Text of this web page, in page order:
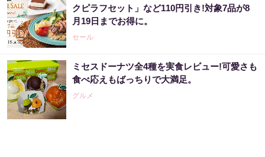
クピラフセット」など110円引き!対象7品が8
月19日までお得に。
セール
ミセスドーナツ全4種を実食レビュー!可愛さも
食べ応えもばっちりで大満足。
グルメ